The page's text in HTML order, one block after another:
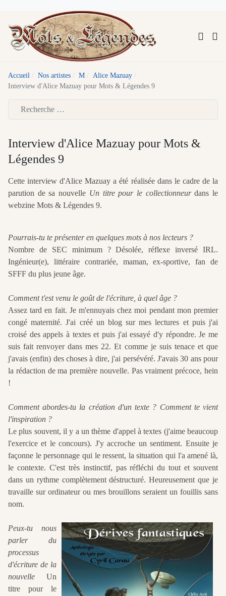
Accueil Nos artistes M
Alice Mazuay
Interview d'Alice Mazuay pour Mots & Légendes 9
Interview d'Alice Mazuay pour Mots &
Légendes 9
Cette interview d'Alice Mazuay a été réalisée dans le cadre de la
parution de sa nouvelle Un titre pour le collectionneurdans le
webzine Mots & Légendes 9.
Pourrais-tu te présenter en quelques mots à nos lecteurs ?
Nombre de SEC minimum ? Désolée, réflexe inversé IRL.
Ingénieur(e), littéraire contrariée, maman, ex-sportive, fan de
SFFF du plus jeune âge.
Comment t'est venu le goût de l'écriture, à quel âge ?
Assez tard en fait. Je m'ennuyais chez moi pendant mon premier
congé maternité. J'ai créé un blog sur mes lectures et puis j'ai
croisé des appels à textes et puis j'ai essayé d'y répondre. Je me
suis fait renvoyer dans mes 22. Et comme je suis tenace et que
j'avais (enfin) des choses à dire, j'ai persévéré. J'avais 30 ans pour
la rédaction de ma première nouvelle. Pas vraiment précoce, hein
!
Comment abordes-tu la création d'un texte ? Comment te vient
l'inspiration ?
Le plus souvent, il y a un thème d'appel à textes (j'aime beaucoup
l'exercice et le concours). J'y accroche un sentiment. Ensuite je
façonne le personnage qui le ressent, la situation qui l'a amené là,
le contexte. C'est très instinctif, pas réfléchi du tout et souvent
dans un rythme complètement déstructuré. Heureusement que je
travaille sur ordinateur ou mes brouillons seraient un fouillis sans
nom.
Peux-tu nous
parler du
processus
d'écriture de la
nouvelle Un
titre pour le